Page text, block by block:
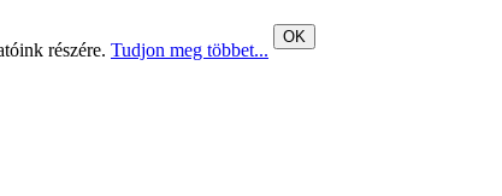
OK
részére. Tudjon meg többet...